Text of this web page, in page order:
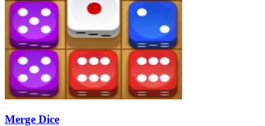
Merge Dice